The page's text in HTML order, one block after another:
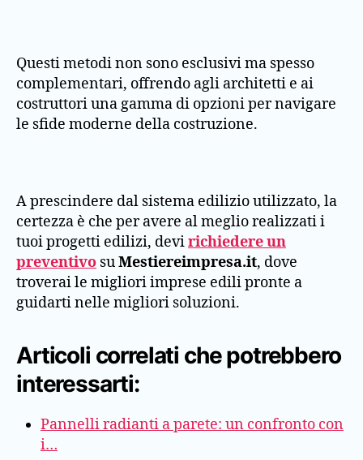
Questi metodi non sono esclusivi ma spesso
complementari, offrendo agli architetti e ai
costruttori una gamma di opzioni per navigare
le sfide moderne della costruzione.
A prescindere dal sistema edilizio utilizzato, la
certezza è che per avere al meglio realizzati i
tuoi progetti edilizi, devirichiedere un
preventivo suMestiereimpresa.it, dove
troverai le migliori imprese edili pronte a
guidarti nelle migliori soluzioni.
Articoli correlati che potrebbero
interessarti:
Pannelli radianti a parete: un confronto con
i…